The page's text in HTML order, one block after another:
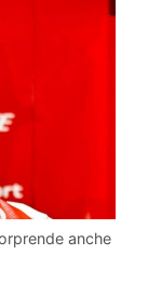
anche